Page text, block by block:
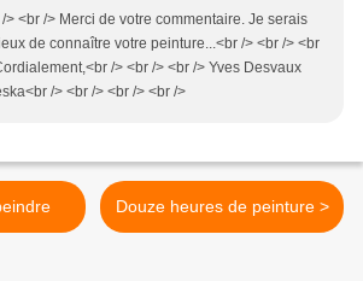
> <br /> Merci de votre commentaire. Je serais
de connaître votre peinture...<br /> <br /> <br
/> <br /> <br /> Yves Desvaux
/> <br /> <br /> <br />
Douze heures de peinture >